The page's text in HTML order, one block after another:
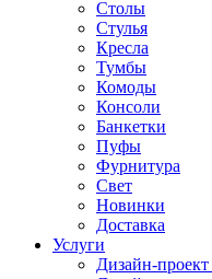
Столы
Стулья
Кресла
Тумбы
Комоды
Консоли
Банкетки
Пуфы
Фурнитура
Свет
Новинки
Доставка
Услуги
Дизайн-проект